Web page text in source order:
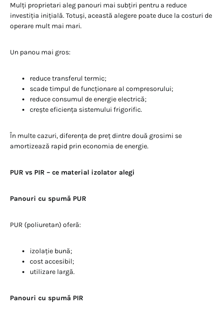
Mulți proprietari aleg panouri mai subțiri pentru a reduce
investiția inițială. Totuși, această alegere poate duce la costuri de
operare mult mai mari.
Un panou mai gros:
reduce transferul termic;
scade timpul de funcționare al compresorului;
reduce consumul de energie electrică;
crește eficiența sistemului frigorific.
În multe cazuri, diferența de preț dintre două grosimi se
amortizează rapid prin economia de energie.
PUR vs PIR – ce material izolator alegi
Panouri cu spumă PUR
PUR (poliuretan) oferă:
izolație bună;
cost accesibil;
utilizare largă.
Panouri cu spumă PIR